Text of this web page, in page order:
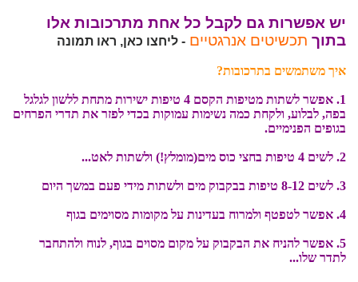
יש אפשרות גם לקבל כל אחת מתרכובות אלו
בתוך תכשיטים אנרגטיים - ליחצו כאן, ראו תמונה
איך משתמשים בתרכובות?
1. אפשר לשתות מטיפות הקסם 4 טיפות ישירות מתחת ללשון לגלגל
בפה, לבלוע, ולקחת כמה נשימות עמוקות בכדי לפזר את תדרי הפרחים
בגופים הפנימיים.
2. לשים 4 טיפות בחצי כוס מים(מומלץ!) ולשתות לאט...
3. לשים 8-12 טיפות בבקבוק מים ולשתות מידי פעם במשך היום
4. אפשר לטפטף ולמרוח בעדינות על מקומות מסוימים בגוף
5. אפשר להניח את הבקבוק על מקום מסוים בגוף, לנוח ולהתחבר
לתדר שלו...